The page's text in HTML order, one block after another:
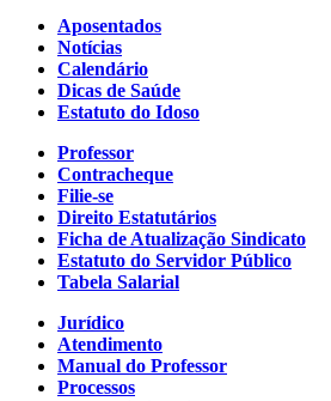
Aposentados
Notícias
Calendário
Dicas de Saúde
Estatuto do Idoso
Professor
Contracheque
Filie-se
Direito Estatutários
Ficha de Atualização Sindicato
Estatuto do Servidor Público
Tabela Salarial
Jurídico
Atendimento
Manual do Professor
Processos